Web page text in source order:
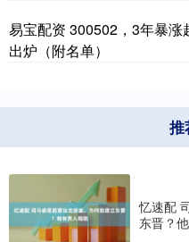
易宝配资 300502，3年暴
出炉（附名单）
推
忆速配
东晋？